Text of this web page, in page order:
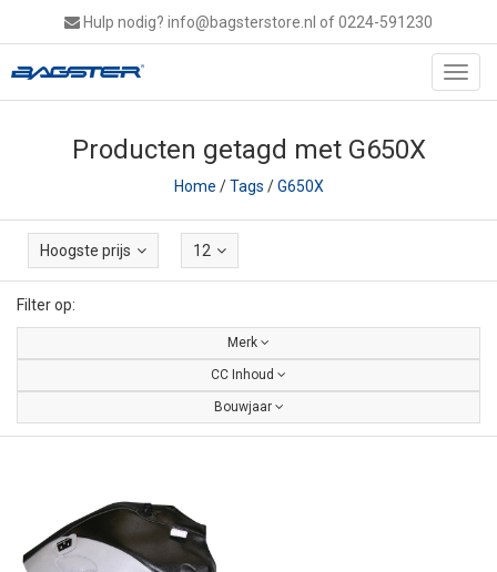
Hulp nodig? info@bagsterstore.nl of 0224-591230
Producten getagd met G650X
Home /Tags /G650X
Hoogste prijs 12
Filter op:
Merk
CC Inhoud
Bouwjaar